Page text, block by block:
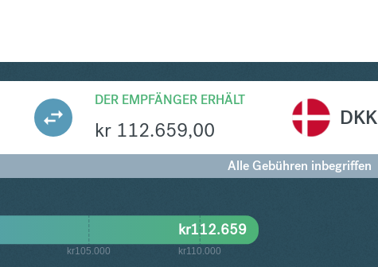
DER EMPFÄNGER ERHÄLT
kr 112.659,00
DKK
Alle Gebühren inbegriffen
kr105.000 kr110.000
kr112.659